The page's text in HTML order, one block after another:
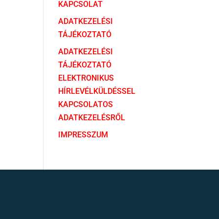
KAPCSOLAT
ADATKEZELÉSI
TÁJÉKOZTATÓ
ADATKEZELÉSI
TÁJÉKOZTATÓ
ELEKTRONIKUS
HÍRLEVÉLKÜLDÉSSEL
KAPCSOLATOS
ADATKEZELÉSRŐL
IMPRESSZUM